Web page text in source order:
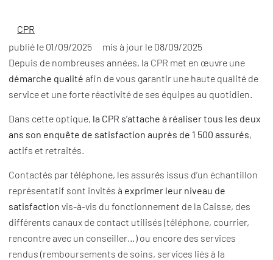
CPR
publié le 01/09/2025 mis à jour le 08/09/2025
Depuis de nombreuses années, la CPR met en œuvre une
démarche qualité afin de vous garantir une haute qualité de
service et une forte réactivité de ses équipes au quotidien.
Dans cette optique, la CPR s’attache à réaliser tous les deux
ans son enquête de satisfaction auprès de 1 500 assurés,
actifs et retraités.
Contactés par téléphone, les assurés issus d’un échantillon
représentatif sont invités à exprimer leur niveau de
satisfaction vis-à-vis du fonctionnement de la Caisse, des
différents canaux de contact utilisés (téléphone, courrier,
rencontre avec un conseiller…) ou encore des services
rendus (remboursements de soins, services liés à la